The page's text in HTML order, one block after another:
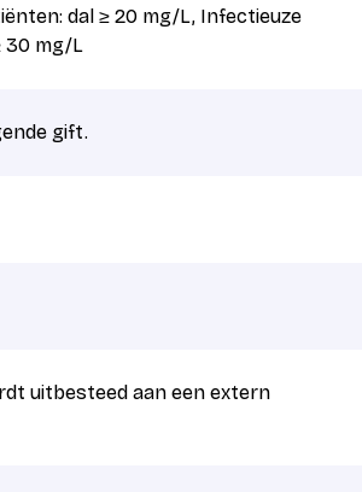
dal ≥ 20 mg/L, Infectieuze
30 mg/L
gift.
uitbesteed aan een extern